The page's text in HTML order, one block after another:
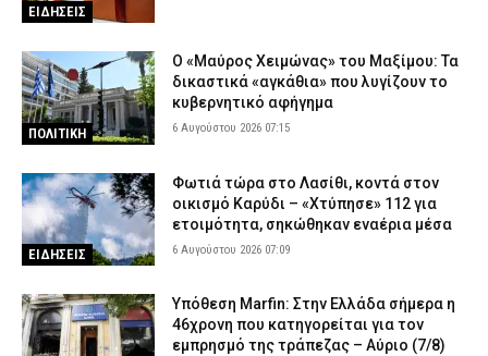
σταλεί 112
ΕΙΔΗΣΕΙΣ 5 Αυγούστου 2026 18:30
Γλυφάδα: ΙΧ παρέσυρε και σκότωσε 76χρονη στη Λεωφόρο
Βουλιαγμένης – Συνελήφθη η οδηγός
Κέρκυρα: Χειροπέδες σε δύο ανήλικους που έκλεβαν ρούχα από
καταστήματα
ΑΣΤΥΝΟΜΙΑ 5 Αυγούστου 2026 18:06
άδειες;»
ΣΩΜΑΤΑ ΑΣΦΑΛΕΙΑΣ 5 Αυγούστου 2026 17:53
ΕΙΔΗΣΕΙΣ
ΠΟΛΙΤΙΚΗ
Ο «Μαύρος Χειμώνας» του Μαξίμου: Τα
δικαστικά «αγκάθια» που λυγίζουν το
κυβερνητικό αφήγημα
6 Αυγούστου 2026 07:15
ΕΙΔΗΣΕΙΣ
Φωτιά τώρα στο Λασίθι, κοντά στον
οικισμό Καρύδι – «Χτύπησε» 112 για
ετοιμότητα, σηκώθηκαν εναέρια μέσα
6 Αυγούστου 2026 07:09
Υπόθεση Marfin: Στην Ελλάδα σήμερα η
46χρονη που κατηγορείται για τον
εμπρησμό της τράπεζας – Αύριο (7/8)